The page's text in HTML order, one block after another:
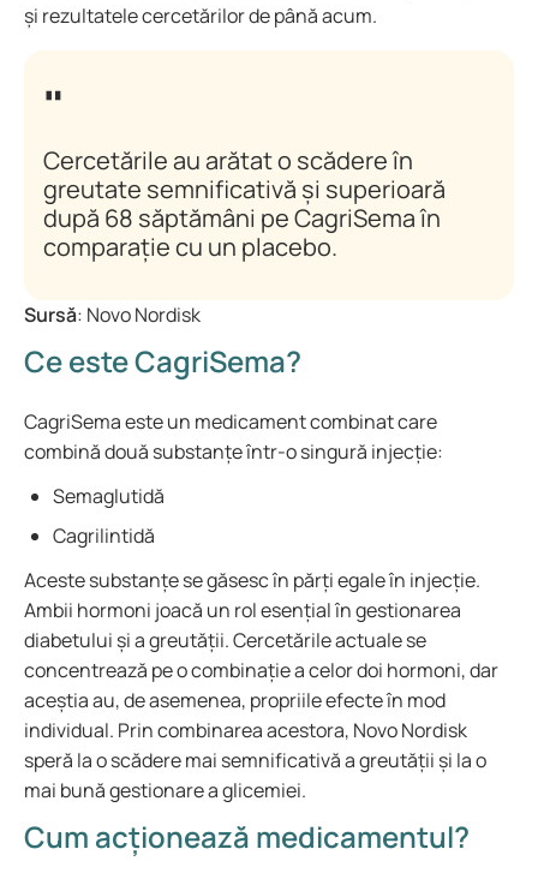
și rezultatele cercetărilor de până acum.
Cercetările au arătat o scădere în
greutate semnificativă și superioară
după 68 săptămâni pe CagriSema în
comparație cu un placebo.
Sursă: Novo Nordisk
Ce este CagriSema?
CagriSema este un medicament combinat care
combină două substanțe într-o singură injecție:
Semaglutidă
Cagrilintidă
Aceste substanțe se găsesc în părți egale în injecție.
Ambii hormoni joacă un rol esențial în gestionarea
diabetului și a greutății. Cercetările actuale se
concentrează pe o combinație a celor doi hormoni, dar
aceștia au, de asemenea, propriile efecte în mod
individual. Prin combinarea acestora, Novo Nordisk
speră la o scădere mai semnificativă a greutății și la o
mai bună gestionare a glicemiei.
Cum acționează medicamentul?